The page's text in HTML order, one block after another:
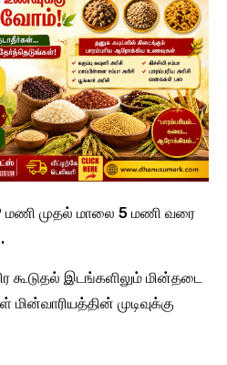
முதல் மாலை 5 மணி வரை
கூடுதல் இடங்களிலும் மின்தடை
மின்வாரியத்தின் முடிவுக்கு